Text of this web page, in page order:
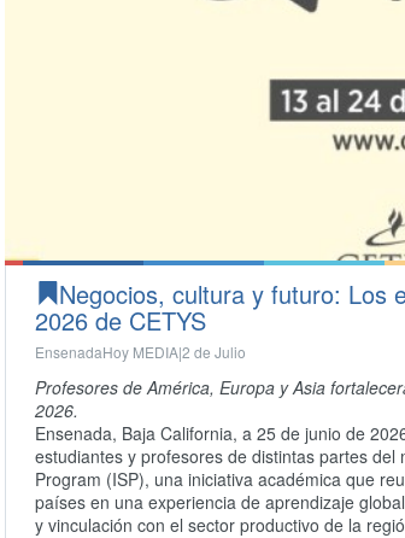
Negocios, cultura y futuro: Los
2026 de CETYS
EnsenadaHoy MEDIA|2 de Julio
Profesores de América, Europa y Asia
2026.
Ensenada, Baja California, a 25 de junio de
estudiantes y profesores de distintas partes
Program (ISP), una iniciativa académica que
países en una experiencia de aprendizaje
y vinculación con el sector productivo de la